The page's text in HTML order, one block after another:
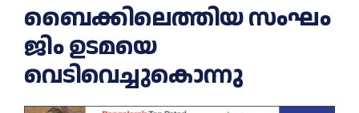
ബൈക്കിലെത്തിയ സംഘം
ജിം ഉടമയെ
വെടിവെച്ചുകൊന്നു